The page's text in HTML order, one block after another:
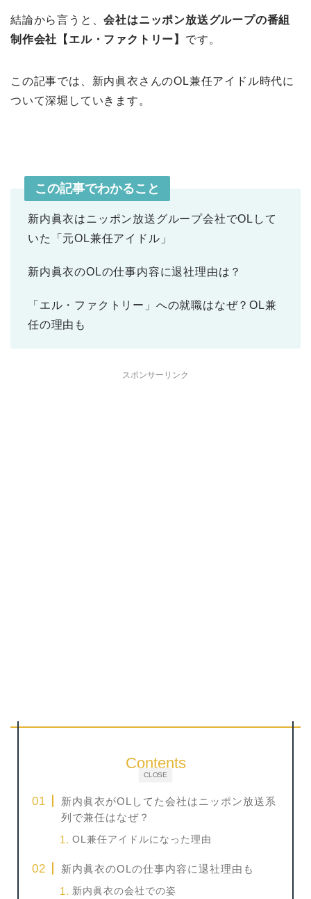
結論から言うと、会社はニッポン放送グループの番組
制作会社【エル・ファクトリー】 です。
この記事では、新内眞衣さんのOL兼任アイドル時代に
ついて深堀していきます。
この記事でわかること
新内眞衣はニッポン放送グループ会社でOLして
いた「元OL兼任アイドル」
新内眞衣のOLの仕事内容に退社理由は？
「エル・ファクトリー」への就職はなぜ？OL兼
任の理由も
スポンサーリンク
CLOSE
Contents
新内眞衣がOLしてた会社はニッポン放送系
列で兼任はなぜ？
OL兼任アイドルになった理由
新内眞衣のOLの仕事内容に退社理由も
新内眞衣の会社での姿